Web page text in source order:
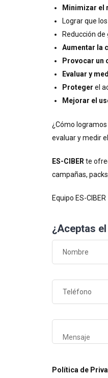
Minimizar el
Lograr que
Reducción de
Aumentar la
Provocar un
Evaluar y
Proteger el
Mejorar el
¿Cómo
evaluar y medir
ES-CIBER te
campañas,
Equipo ES-CIBER
¿Aceptas
Política de